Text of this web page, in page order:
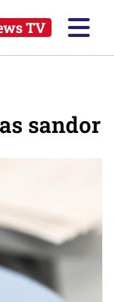
TV
sandor